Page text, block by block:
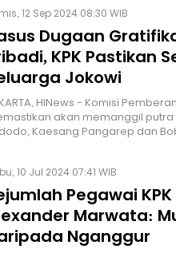
12 Sep 2024 08:30 WIB
Dugaan
KPK Pastikan
Jokowi
HINews - Komisi
akan memanggil
Kaesang Pangarep dan
10 Jul 2024 07:41 WIB
Pegawai
Marwata:
Nganggur